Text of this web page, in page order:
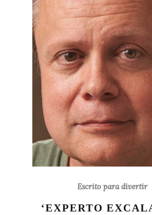
Escrito para divertir
‘EXPERTO